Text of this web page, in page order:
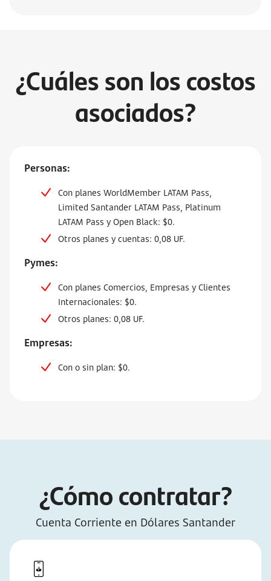
¿Cuáles son los costos
asociados?
Personas:
Con planes WorldMember LATAM Pass,
Limited Santander LATAM Pass, Platinum
LATAM Pass y Open Black: $0.
Otros planes y cuentas: 0,08 UF.
Pymes:
Con planes Comercios, Empresas y Clientes
Internacionales: $0.
Otros planes: 0,08 UF.
Empresas:
Con o sin plan: $0.
¿Cómo contratar?
Cuenta Corriente en Dólares Santander